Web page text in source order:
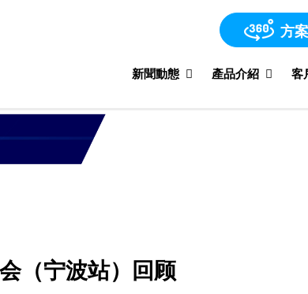
方
新聞動態 產品介紹 客
（宁波站）回顾